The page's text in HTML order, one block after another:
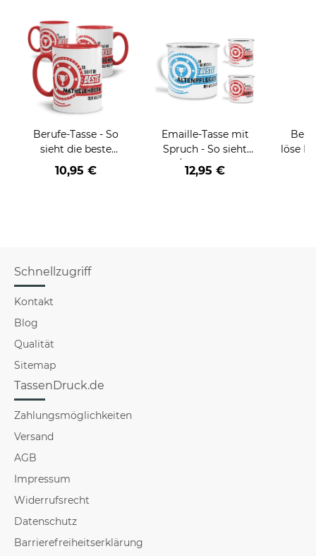
Berufe-Tasse - So
sieht die beste
BERUF aus -
verschiedene Berufe
10,95 €
Emaille-Tasse mit
Spruch - So sieht
der/die beste - Ihr
Beruf - aus
12,95 €
löse
Schnellzugriff
Kontakt
Blog
Qualität
Sitemap
TassenDruck.de
Zahlungsmöglichkeiten
Versand
AGB
Impressum
Widerrufsrecht
Datenschutz
Barrierefreiheitserklärung